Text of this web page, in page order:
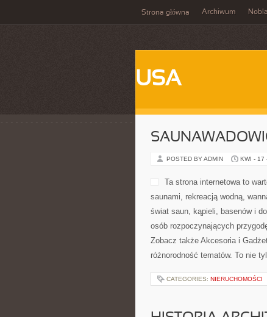
Strona główna Archiwum Nobla
USA
POSTED BY ADMIN KWI - 17
przygodę z wellness, ale
i Gadżety i Poradnik